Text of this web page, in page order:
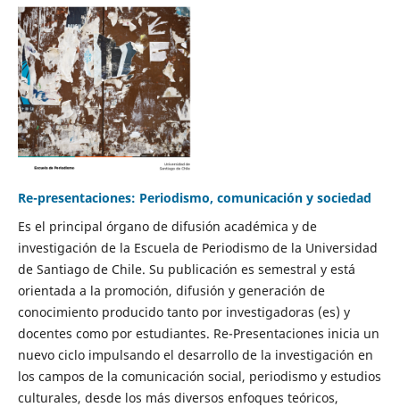
Re-presentaciones: Periodismo, comunicación y sociedad
Es el principal órgano de difusión académica y de
investigación de la Escuela de Periodismo de la Universidad
de Santiago de Chile. Su publicación es semestral y está
orientada a la promoción, difusión y generación de
conocimiento producido tanto por investigadoras (es) y
docentes como por estudiantes. Re-Presentaciones inicia un
nuevo ciclo impulsando el desarrollo de la investigación en
los campos de la comunicación social, periodismo y estudios
culturales, desde los más diversos enfoques teóricos,